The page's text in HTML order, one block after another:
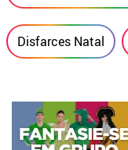
Disfarces Natal